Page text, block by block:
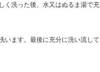
く洗った後、水又はぬるま湯で充
います。最後に充分に洗い流して